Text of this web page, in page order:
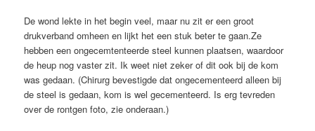
De wond lekte in het begin veel, maar nu zit er een groot
drukverband omheen en lijkt het een stuk beter te gaan.Ze
hebben een ongecemtenteerde steel kunnen plaatsen, waardoor
de heup nog vaster zit. Ik weet niet zeker of dit ook bij de kom
was gedaan. (Chirurg bevestigde dat ongecementeerd alleen bij
de steel is gedaan, kom is wel gecementeerd. Is erg tevreden
over de rontgen foto, zie onderaan.)